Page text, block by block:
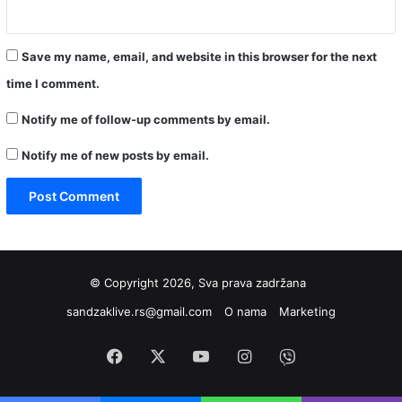
Save my name, email, and website in this browser for the next
time I comment.
Notify me of follow-up comments by email.
Notify me of new posts by email.
© Copyright 2026, Sva prava zadržana
sandzaklive.rs@gmail.com
O nama Marketing
Facebook YouTubeInstagram
Viber